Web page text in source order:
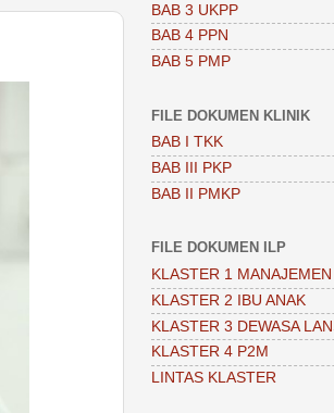
BAB 3 UKPP
BAB 4 PPN
BAB 5 PMP
FILE DOKUMEN KLINIK
BAB I TKK
BAB III PKP
BAB II PMKP
FILE DOKUMEN ILP
KLASTER 1 MANAJEMEN
KLASTER 2 IBU ANAK
KLASTER 3 DEWASA
KLASTER 4 P2M
LINTAS KLASTER